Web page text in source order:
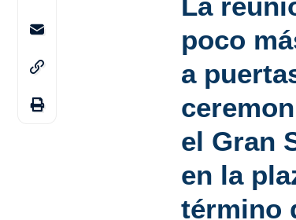
poco
a
el Gran
en la
término